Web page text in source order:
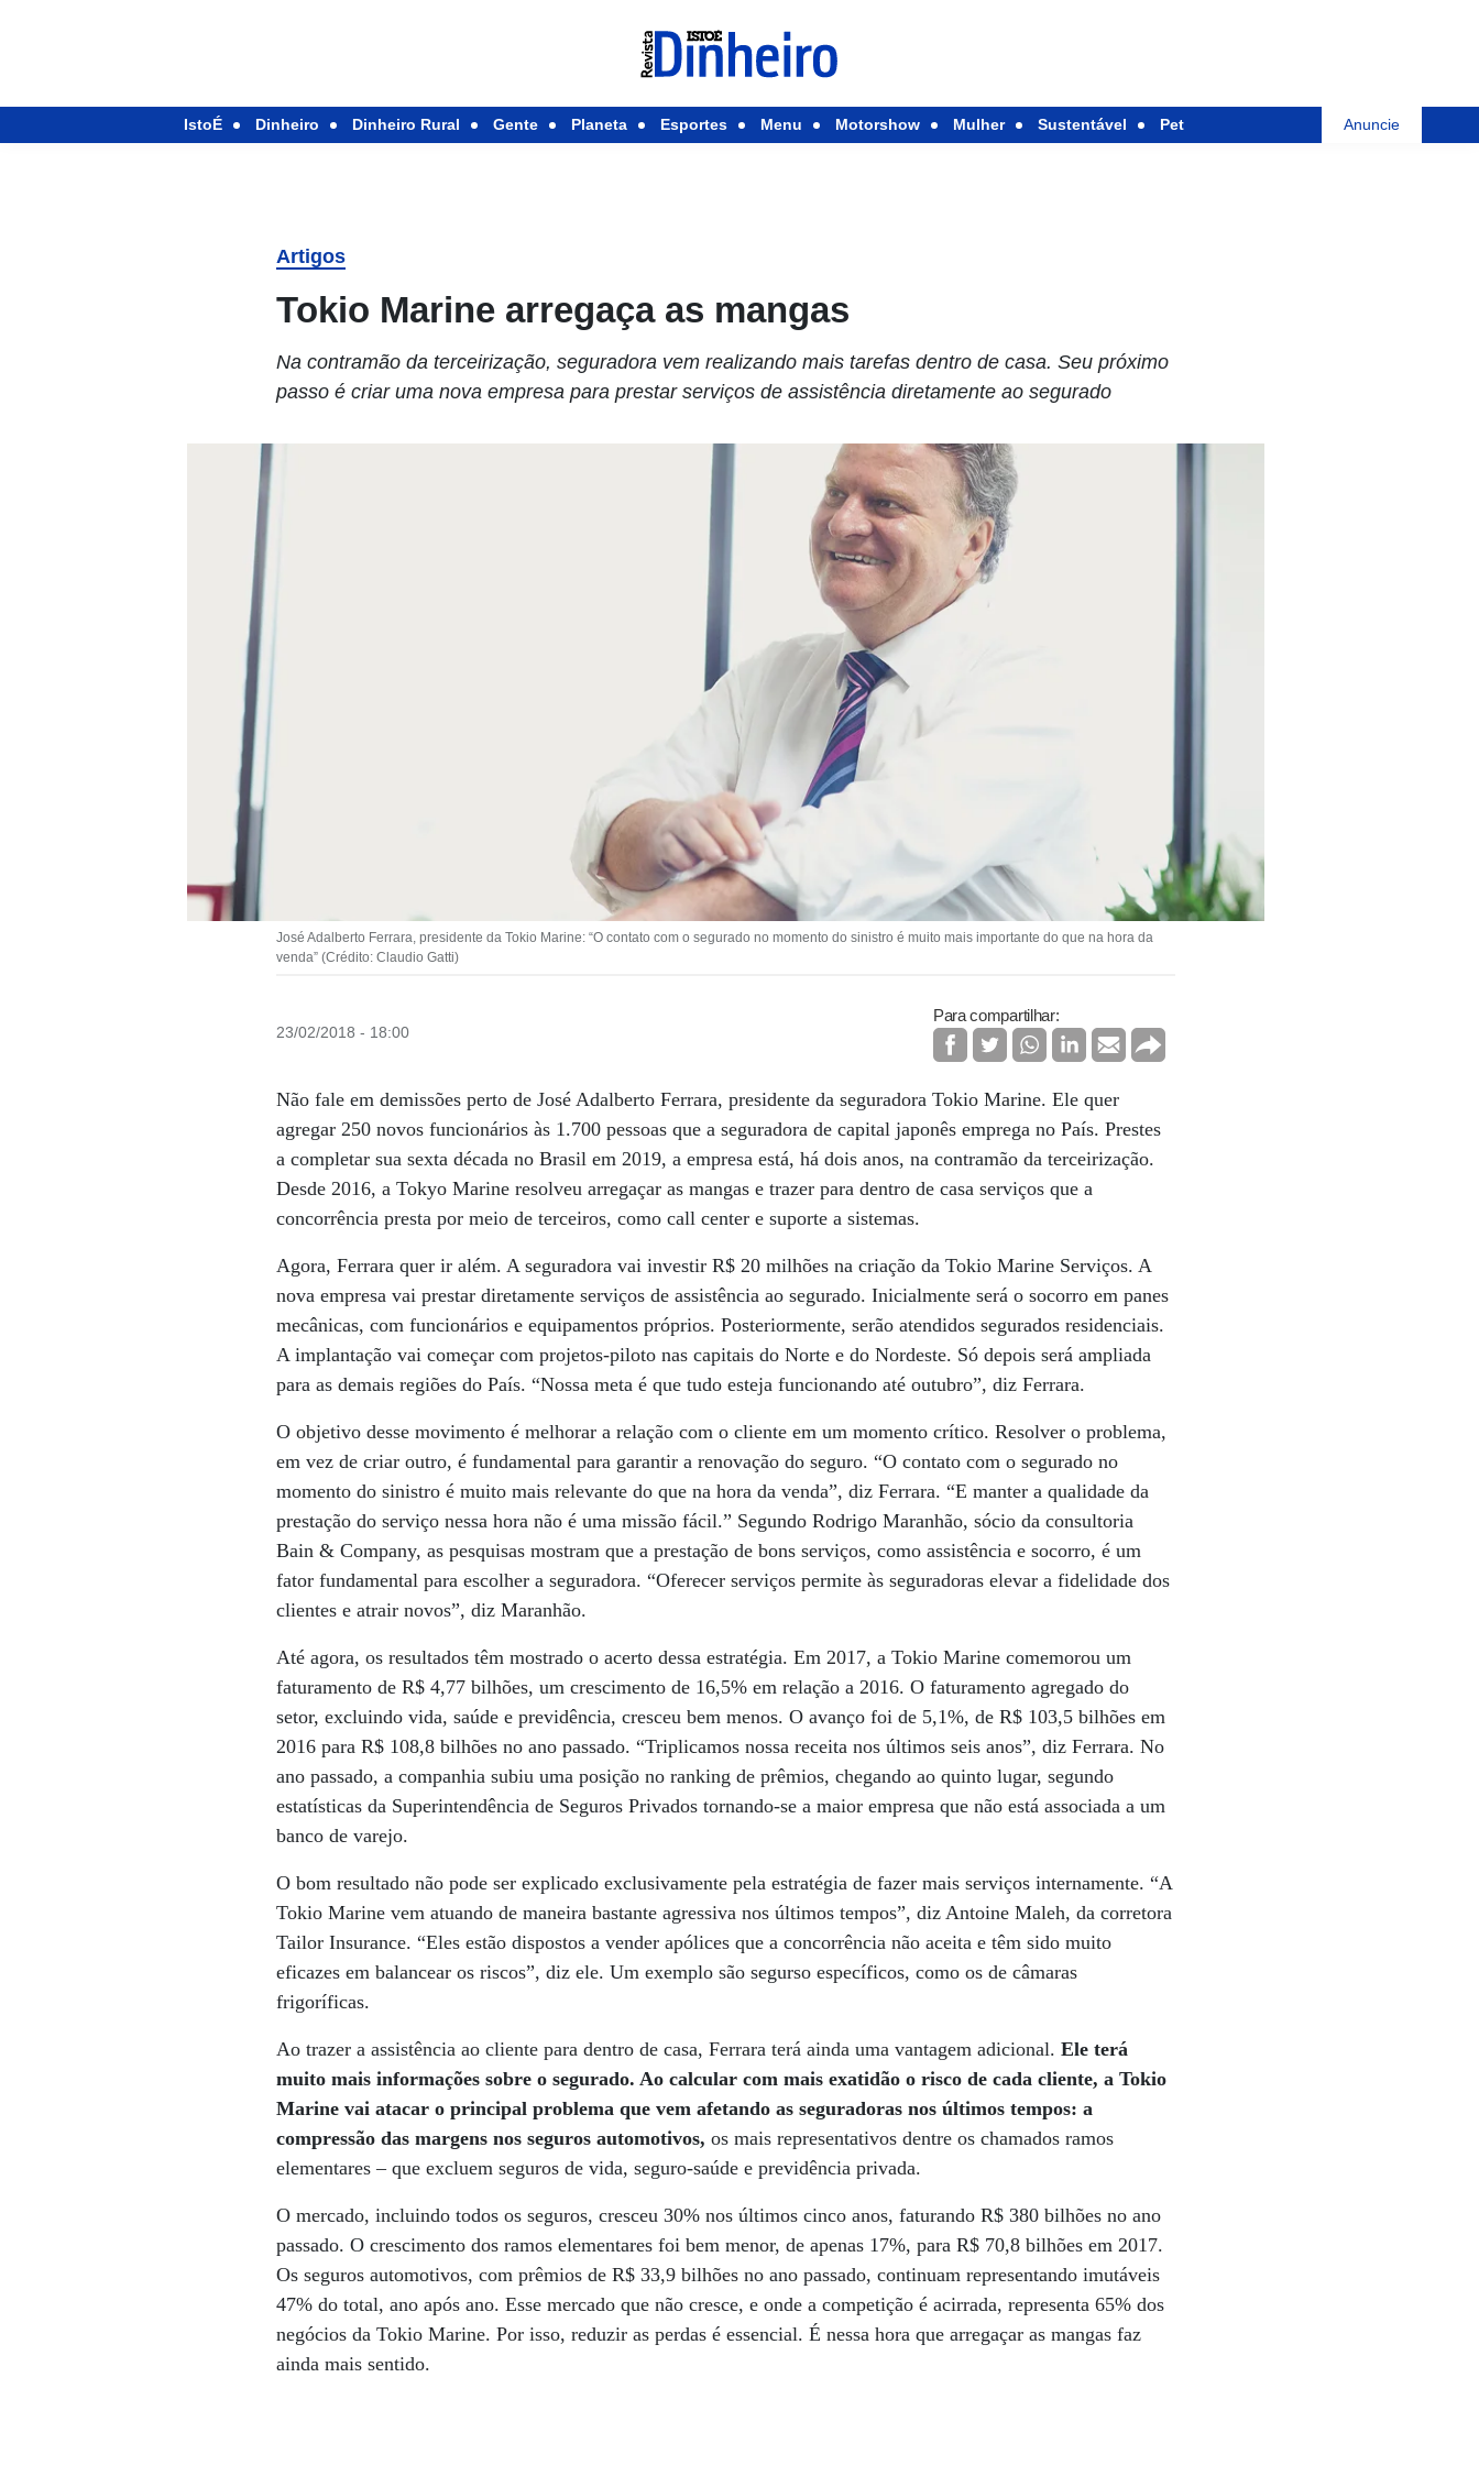
IstoÉ Dinheiro Dinheiro Rural Gente Planeta Esportes Menu Motorshow Mulher Sustentável Pet Anuncie
Artigos
Tokio Marine arregaça as mangas
Na contramão da terceirização, seguradora vem realizando mais tarefas dentro de casa. Seu próximo
passo é criar uma nova empresa para prestar serviços de assistência diretamente ao segurado
José Adalberto Ferrara, presidente da Tokio Marine: “O contato com o segurado no momento do sinistro é muito mais importante do que na hora da
venda” (Crédito: Claudio Gatti)
23/02/2018 - 18:00
Para compartilhar:
Não fale em demissões perto de José Adalberto Ferrara, presidente da seguradora Tokio Marine. Ele quer
agregar 250 novos funcionários às 1.700 pessoas que a seguradora de capital japonês emprega no País. Prestes
a completar sua sexta década no Brasil em 2019, a empresa está, há dois anos, na contramão da terceirização.
Desde 2016, a Tokyo Marine resolveu arregaçar as mangas e trazer para dentro de casa serviços que a
concorrência presta por meio de terceiros, como call center e suporte a sistemas.
Agora, Ferrara quer ir além. A seguradora vai investir R$ 20 milhões na criação da Tokio Marine Serviços. A
nova empresa vai prestar diretamente serviços de assistência ao segurado. Inicialmente será o socorro em panes
mecânicas, com funcionários e equipamentos próprios. Posteriormente, serão atendidos segurados residenciais.
A implantação vai começar com projetos-piloto nas capitais do Norte e do Nordeste. Só depois será ampliada
para as demais regiões do País. “Nossa meta é que tudo esteja funcionando até outubro”, diz Ferrara.
O objetivo desse movimento é melhorar a relação com o cliente em um momento crítico. Resolver o problema,
em vez de criar outro, é fundamental para garantir a renovação do seguro. “O contato com o segurado no
momento do sinistro é muito mais relevante do que na hora da venda”, diz Ferrara. “E manter a qualidade da
prestação do serviço nessa hora não é uma missão fácil.” Segundo Rodrigo Maranhão, sócio da consultoria
Bain & Company, as pesquisas mostram que a prestação de bons serviços, como assistência e socorro, é um
fator fundamental para escolher a seguradora. “Oferecer serviços permite às seguradoras elevar a fidelidade dos
clientes e atrair novos”, diz Maranhão.
Até agora, os resultados têm mostrado o acerto dessa estratégia. Em 2017, a Tokio Marine comemorou um
faturamento de R$ 4,77 bilhões, um crescimento de 16,5% em relação a 2016. O faturamento agregado do
setor, excluindo vida, saúde e previdência, cresceu bem menos. O avanço foi de 5,1%, de R$ 103,5 bilhões em
2016 para R$ 108,8 bilhões no ano passado. “Triplicamos nossa receita nos últimos seis anos”, diz Ferrara. No
ano passado, a companhia subiu uma posição no ranking de prêmios, chegando ao quinto lugar, segundo
estatísticas da Superintendência de Seguros Privados tornando-se a maior empresa que não está associada a um
banco de varejo.
O bom resultado não pode ser explicado exclusivamente pela estratégia de fazer mais serviços internamente. “A
Tokio Marine vem atuando de maneira bastante agressiva nos últimos tempos”, diz Antoine Maleh, da corretora
Tailor Insurance. “Eles estão dispostos a vender apólices que a concorrência não aceita e têm sido muito
eficazes em balancear os riscos”, diz ele. Um exemplo são segurso específicos, como os de câmaras
frigoríficas.
Ao trazer a assistência ao cliente para dentro de casa, Ferrara terá ainda uma vantagem adicional.Ele terá
muito mais informações sobre o segurado. Ao calcular com mais exatidão o risco de cada cliente, a Tokio
Marine vai atacar o principal problema que vem afetando as seguradoras nos últimos tempos: a
compressão das margens nos seguros automotivos, os mais representativos dentre os chamados ramos
elementares – que excluem seguros de vida, seguro-saúde e previdência privada.
O mercado, incluindo todos os seguros, cresceu 30% nos últimos cinco anos, faturando R$ 380 bilhões no ano
passado. O crescimento dos ramos elementares foi bem menor, de apenas 17%, para R$ 70,8 bilhões em 2017.
Os seguros automotivos, com prêmios de R$ 33,9 bilhões no ano passado, continuam representando imutáveis
47% do total, ano após ano. Esse mercado que não cresce, e onde a competição é acirrada, representa 65% dos
negócios da Tokio Marine. Por isso, reduzir as perdas é essencial. É nessa hora que arregaçar as mangas faz
ainda mais sentido.